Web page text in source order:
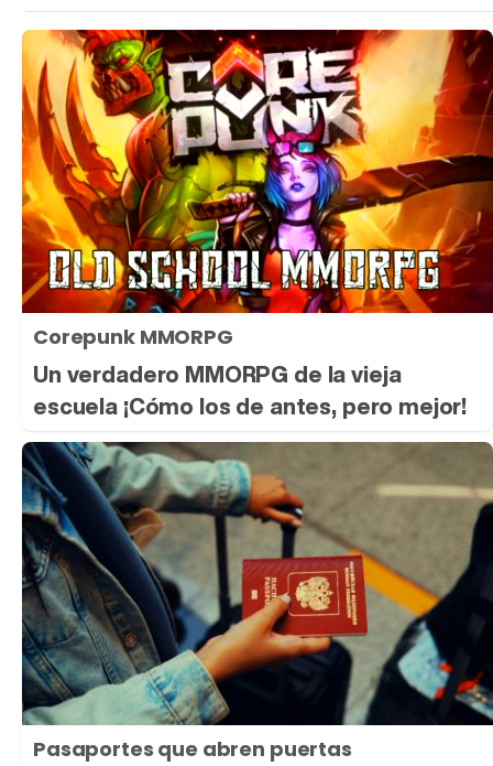
Corepunk MMORPG
Un verdadero MMORPG de la vieja
escuela ¡Cómo los de antes, pero mejor!
Pasaportes que abren puertas